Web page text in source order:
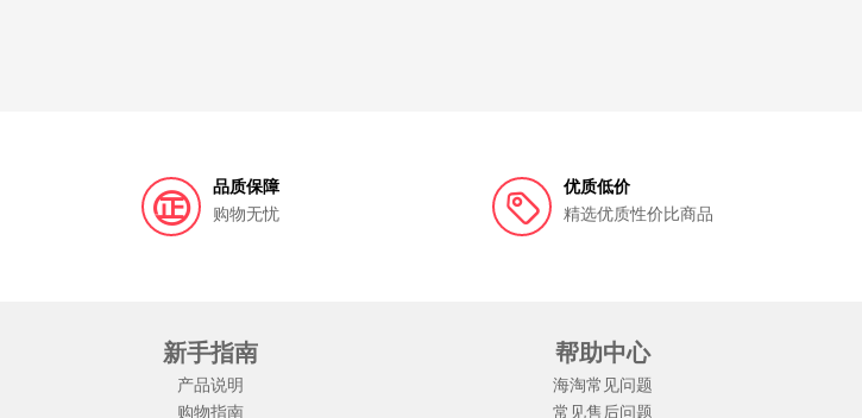
品质保障
购物无忧
优质低价
精选优质性价比商品
新手指南
产品说明
购物指南
帮助中心
海淘常见问题
常见售后问题